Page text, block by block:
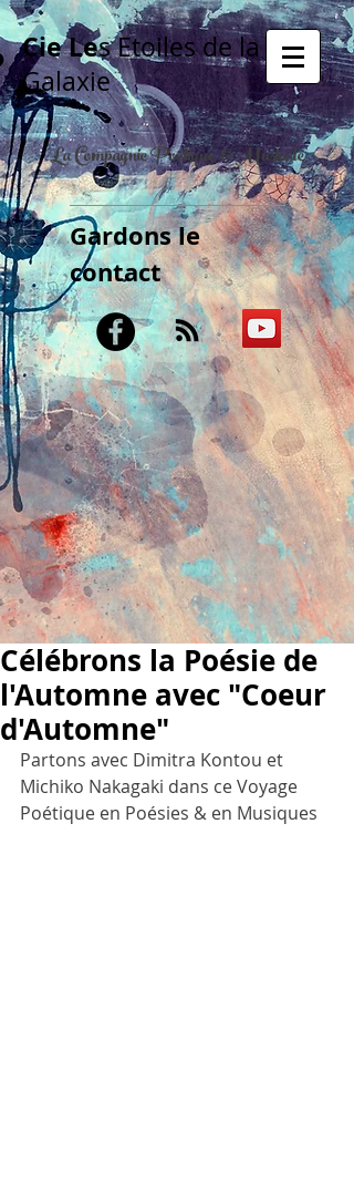
Cie Les Etoiles de la
Galaxie
La Compagnie Poétique & Musicale
Gardons le
contact
Célébrons la Poésie de
l'Automne avec "Coeur
d'Automne"
Partons avec Dimitra Kontou et
Michiko Nakagaki dans ce Voyage
Poétique en Poésies & en Musiques